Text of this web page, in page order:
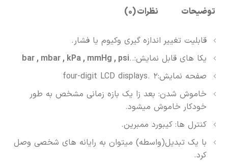
توضیحات نظرات (0)
قابلیت تغییر اندازه گیری وکیوم یا فشار.
یکا های قابل نمایش:..bar , mbar , kPa , mmHg , psi
صفحه نمایش:2 .four-digit LCD displays
خاموش شدن: بعد زا یک بازه زمانی مشخص به طور
خودکار خاموش میشود.
کنترل ها: کیبورد ممبرین.
با یک تبدیل(واسطه) میتوان به رایانه های شخصی وصل
کرد.